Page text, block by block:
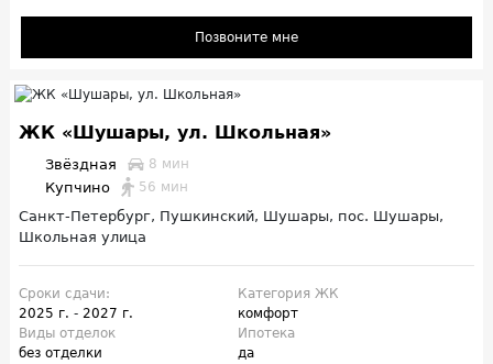
Позвоните мне
ЖК «Шушары, ул. Школьная»
Звёздная 8 мин
Купчино 56 мин
Санкт-Петербург, Пушкинский, Шушары, пос. Шушары,
Школьная улица
Сроки сдачи:
2025 г. - 2027 г.
Категория ЖК
комфорт
Виды отделок
без отделки
Ипотека
да